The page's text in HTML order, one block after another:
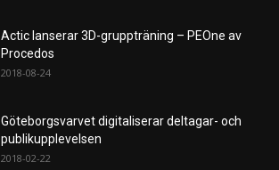
Actic lanserar 3D-gruppträning – PEOne av
Procedos
2018-08-24
Göteborgsvarvet digitaliserar deltagar- och
publikupplevelsen
2018-02-22